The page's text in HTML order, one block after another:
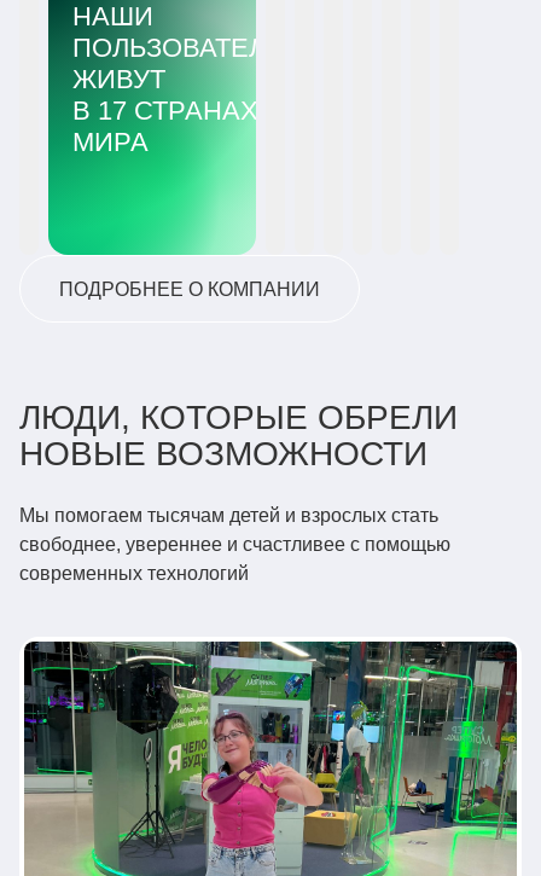
НАШИ
ПОЛЬЗОВАТЕЛИ
ЖИВУТ
В 17 СТРАНАХ
МИРА
ПОДРОБНЕЕ О КОМПАНИИ
ЛЮДИ, КОТОРЫЕ ОБРЕЛИ
НОВЫЕ ВОЗМОЖНОСТИ
Мы помогаем тысячам детей и взрослых стать
свободнее, увереннее и счастливее с помощью
современных технологий
Взрослые Бионические протезы
БАЛАНС ТЕХНОЛОГИЙ И
ИЗЯЩЕСТВА